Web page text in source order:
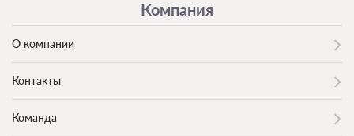
Компания
О компании
Контакты
Команда